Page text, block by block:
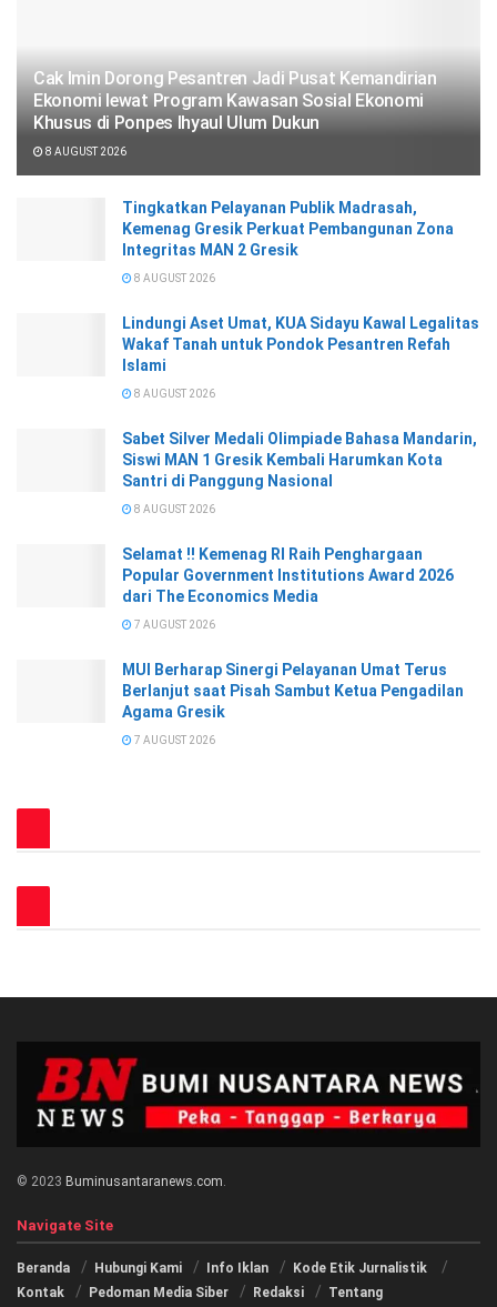
Cak Imin Dorong Pesantren Jadi Pusat Kemandirian
Ekonomi lewat Program Kawasan Sosial Ekonomi
Khusus di Ponpes Ihyaul Ulum Dukun
8 AUGUST 2026
Tingkatkan Pelayanan Publik Madrasah,
Kemenag Gresik Perkuat Pembangunan Zona
Integritas MAN 2 Gresik
8 AUGUST 2026
Lindungi Aset Umat, KUA Sidayu Kawal Legalitas
Wakaf Tanah untuk Pondok Pesantren Refah
Islami
8 AUGUST 2026
Sabet Silver Medali Olimpiade Bahasa Mandarin,
Siswi MAN 1 Gresik Kembali Harumkan Kota
Santri di Panggung Nasional
8 AUGUST 2026
Selamat !! Kemenag RI Raih Penghargaan
Popular Government Institutions Award 2026
dari The Economics Media
7 AUGUST 2026
MUI Berharap Sinergi Pelayanan Umat Terus
Berlanjut saat Pisah Sambut Ketua Pengadilan
Agama Gresik
7 AUGUST 2026
© 2023 Buminusantaranews.com.
Navigate Site
Beranda Hubungi Kami Info Iklan
Kode Etik Jurnalistik
Kontak
Pedoman Media Siber Redaksi Tentang